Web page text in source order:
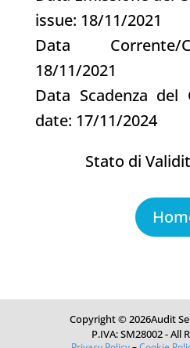
issue: 18/11/2021
Data
18/11/2021
Data Scadenza del
date: 17/11/2024
Stato di
Copyright © 2026Audit
P.IVA: SM28002 - All